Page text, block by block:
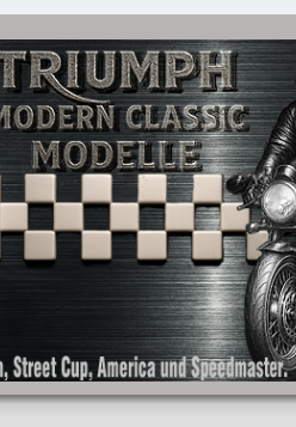
Thruxton, Scrambler, Bobber, Speed